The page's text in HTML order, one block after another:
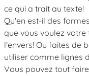
ce qui a trait au texte!
Qu'en est-il des
que vous voulez
l'envers! Ou faites de
utiliser comme lignes
Vous pouvez tout